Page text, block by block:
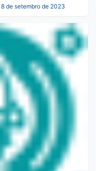
de setembro de 2023